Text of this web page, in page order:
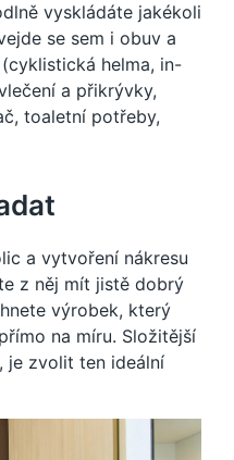
vyskládáte jakékoli
se sem i obuv a
helma, in-
a přikrývky,
toaletní potřeby,
a vytvoření nákresu
z něj mít jistě dobrý
výrobek, který
na míru. Složitější
je zvolit ten ideální